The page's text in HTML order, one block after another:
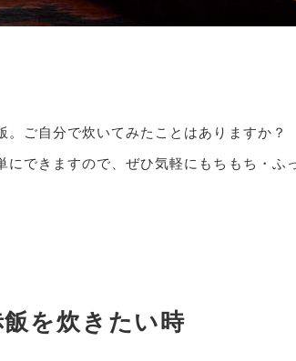
ご自分で炊いてみたことはありますか？
にできますので、ぜひ気軽にもちもち・ふ
を炊きたい時